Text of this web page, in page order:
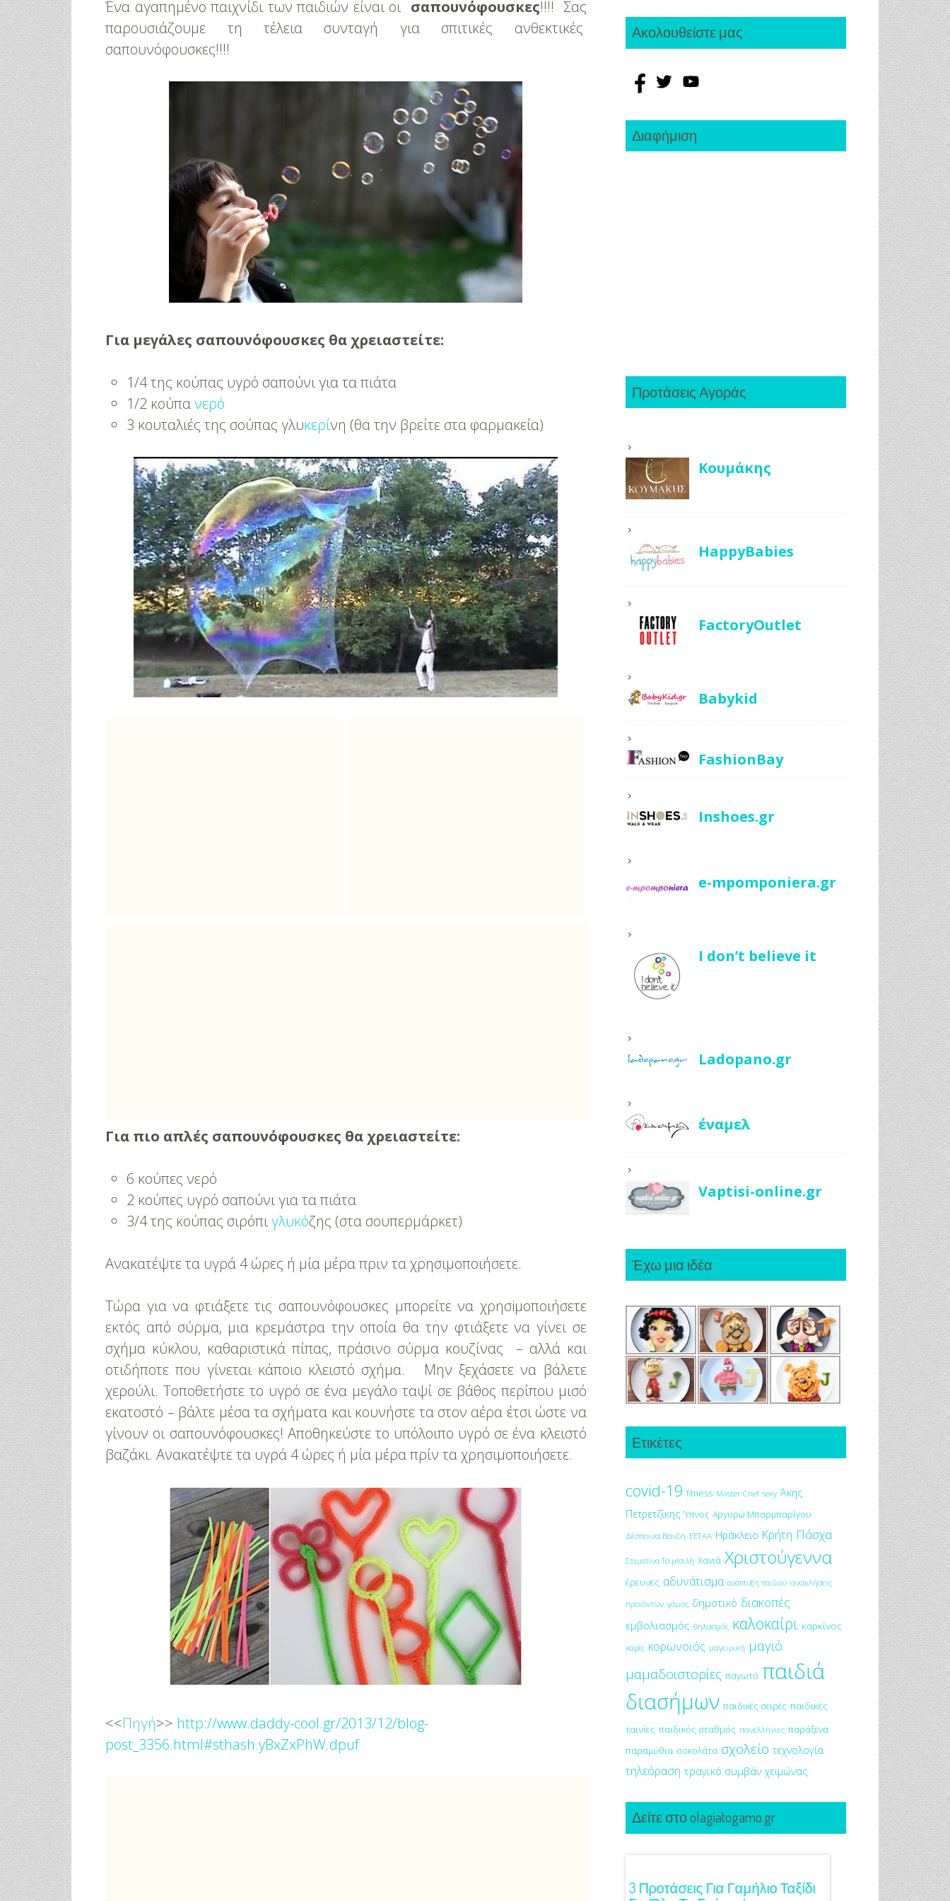
Ένα αγαπημένο παιχνίδι των παιδιών είναι οι σαπουνόφουσκες!!!! Σας
παρουσιάζουμε τη τέλεια συνταγή για σπιτικές ανθεκτικές
σαπουνόφουσκες!!!!
Για μεγάλες σαπουνόφουσκες θα χρειαστείτε:
1/4 της κούπας υγρό σαπούνι για τα πιάτα
1/2 κούπανερό
3 κουταλιές της σούπας γλυκερίνη (θα την βρείτε στα φαρμακεία)
Για πιο απλές σαπουνόφουσκες θα χρειαστείτε:
6 κούπες νερό
2 κούπες υγρό σαπούνι για τα πιάτα
3/4 της κούπας σιρόπιγλυκόζης (στα σουπερμάρκετ)
Ανακατέψτε τα υγρά 4 ώρες ή μία μέρα πριν τα χρησιμοποιήσετε.
Τώρα για να φτιάξετε τις σαπουνόφουσκες μπορείτε να χρησiμοποιήσετε
εκτός από σύρμα, μια κρεμάστρα την οποία θα την φτιάξετε να γίνει σε
σχήμα κύκλου, καθαριστικά πίπας, πράσινο σύρμα κουζίνας – αλλά και
οτιδήποτε που γίνεται κάποιο κλειστό σχήμα. Μην ξεχάσετε να βάλετε
χερούλι. Τοποθετήστε το υγρό σε ένα μεγάλο ταψί σε βάθος περίπου μισό
εκατοστό – βάλτε μέσα τα σχήματα και κουνήστε τα στον αέρα έτσι ώστε να
γίνουν οι σαπουνόφουσκες! Αποθηκεύστε το υπόλοιπο υγρό σε ένα κλειστό
βαζάκι. Ανακατέψτε τα υγρά 4 ώρες ή μία μέρα πρίν τα χρησιμοποιήσετε.
<<Πηγή>> http://www.daddy-cool.gr/2013/12/blog-
post_3356.html#sthash.yBxZxPhW.dpuf
Ακολουθείστε μας
Διαφήμιση
Προτάσεις Αγοράς
Κουμάκης
HappyBabies
FactoryOutlet
Babykid
FashionBay
Inshoes.gr
e-mpomponiera.gr
I don’t believe it
Ladopano.gr
έναμελ
Vaptisi-online.gr
Έχω μια ιδέα
Ετικέτες
covid-19 fitness Master Chef sexy Άκης
Πετρετζίκης Ύπνος Αργυρώ Μπαρμπαρίγου
Δέσποινα Βανδή ΕΕΤΑΑ Ηράκλειο Κρήτη Πάσχα
Σταματίνα Τσιμτσιλή Χανιά Χριστούγεννα
έρευνες αδυνάτισμα ανάπτυξη παιδιού ανακλήσεις
προϊόντων γάμος δημοτικό διακοπές
εμβολιασμός θηλασμός καλοκαίρι καρκίνος
καφές κορωνοϊός μαγειρική μαγιό
μαμαδοιστορίες παγωτό παιδιά
διασήμων παιδικές σειρές παιδικές
ταινίες παιδικός σταθμός πανελλήνιες παράξενα
παραμύθια σοκολάτα σχολείο τεχνολογία
τηλεόραση τραγικό συμβάν χειμώνας
Δείτε στο olagiatogamo.gr
Γάμος Πάνος Μουζουράκη &
3 Προτάσεις Για Γαμήλιο Ταξίδι
Πρωτότυπες Ιδέες